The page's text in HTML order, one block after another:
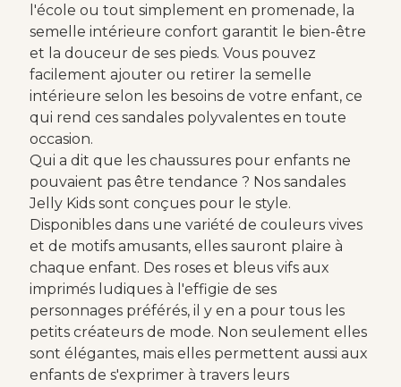
l'école ou tout simplement en promenade, la
semelle intérieure confort garantit le bien-être
et la douceur de ses pieds. Vous pouvez
facilement ajouter ou retirer la semelle
intérieure selon les besoins de votre enfant, ce
qui rend ces sandales polyvalentes en toute
occasion.
Qui a dit que les chaussures pour enfants ne
pouvaient pas être tendance ? Nos sandales
Jelly Kids sont conçues pour le style.
Disponibles dans une variété de couleurs vives
et de motifs amusants, elles sauront plaire à
chaque enfant. Des roses et bleus vifs aux
imprimés ludiques à l'effigie de ses
personnages préférés, il y en a pour tous les
petits créateurs de mode. Non seulement elles
sont élégantes, mais elles permettent aussi aux
enfants de s'exprimer à travers leurs